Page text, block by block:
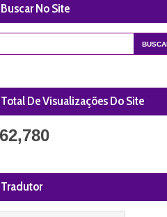
Buscar No Site
Total De Visualizações Do Site
Tradutor